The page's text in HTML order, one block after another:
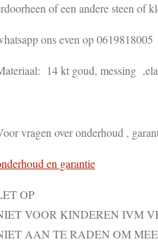
of een andere steen of
ons even op 0619818005
14 kt goud, messing
vragen over onderhoud ,
en garantie
OP
VOOR KINDEREN IVM
AAN TE RADEN OM